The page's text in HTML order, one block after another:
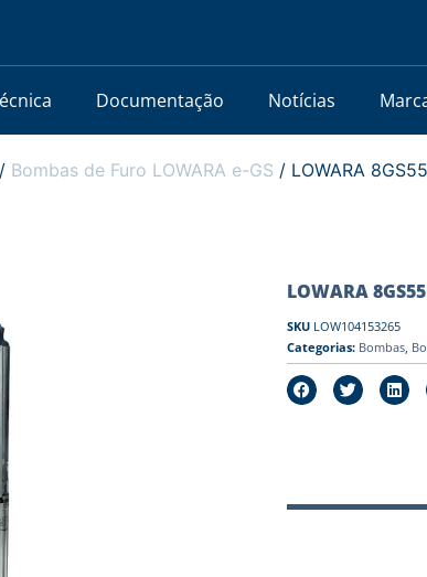
Documentação Notícias
/ Bombas de Furo LOWARA e-GS / LOWARA
LOWARA
SKU LOW104153265
Categorias: Bombas,